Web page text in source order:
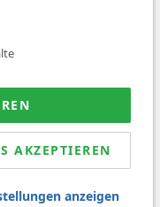
reserved.
AKZEPTIEREN
anzeigen